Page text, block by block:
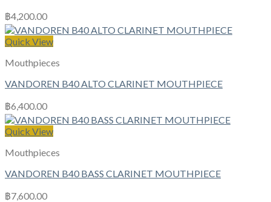
฿4,200.00
Quick View
Mouthpieces
VANDOREN B40 ALTO CLARINET MOUTHPIECE
฿6,400.00
Quick View
Mouthpieces
VANDOREN B40 BASS CLARINET MOUTHPIECE
฿7,600.00